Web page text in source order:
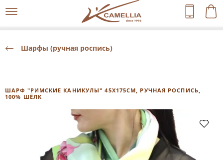
Шарфы (ручная роспись)
ШАРФ "РИМСКИЕ КАНИКУЛЫ" 45Х175СМ, РУЧНАЯ РОСПИСЬ,
100% ШЁЛК